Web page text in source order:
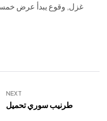
NEXT
طرنيب سوري تحميل